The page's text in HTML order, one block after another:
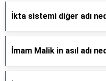
İkta sistemi diğer adı
İmam Malik in asıl adı